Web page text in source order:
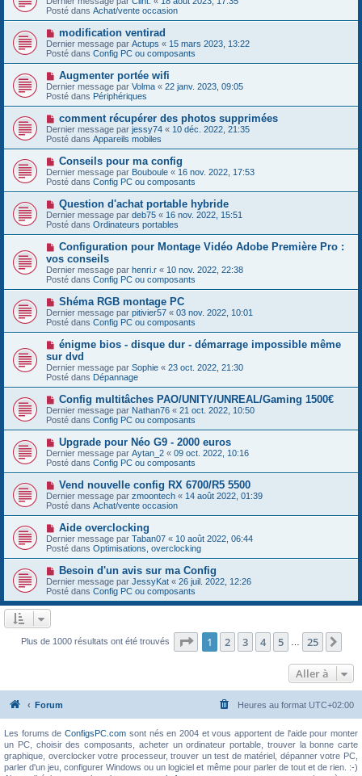
a
g
u
m
e
s
s
a
g
u
v
a
u
m
e
s
s
a
g
Posté dans Achat/vente occasion
N
o
u
v
a
u
m
e
s
s
a
g
e
modification ventirad
Dernier message par Actups « 15 mars 2023, 13:22
Posté dans Config PC ou composants
N
o
u
v
a
u
m
e
s
s
a
g
e
Augmenter portée wifi
Dernier message par Volma « 22 janv. 2023, 09:05
Posté dans Périphériques
N
o
u
v
a
u
m
e
s
s
a
g
e
comment récupérer des photos supprimées
Dernier message par jessy74 « 10 déc. 2022, 21:35
Posté dans Appareils mobiles
N
o
u
v
a
u
m
e
s
s
a
g
e
Conseils pour ma config
Dernier message par Bouboule « 16 nov. 2022, 17:53
Posté dans Config PC ou composants
N
o
u
v
a
u
m
e
s
s
a
g
e
Question d'achat portable hybride
Dernier message par deb75 « 16 nov. 2022, 15:51
Posté dans Ordinateurs portables
N
u
v
e
a
u
m
e
s
s
a
g
e
Configuration pour Montage Vidéo Adobe Première Pro :
vos conseils
Dernier message par henri.r « 10 nov. 2022, 22:38
Posté dans Config PC ou composants
N
o
u
v
a
u
m
e
s
s
g
e
Shéma RGB montage PC
Dernier message par pitivier57 « 03 nov. 2022, 10:01
Posté dans Config PC ou composants
N
u
v
e
a
u
m
e
s
s
g
e
énigme bios - disque dur - démarrage impossible même
sur dvd
Dernier message par Sophie « 23 oct. 2022, 21:30
Posté dans Dépannage
N
o
u
v
e
a
u
m
e
s
s
a
g
Config multitâches PAO/UNITY/UNREAL/Gaming 1500€
Dernier message par Nathan76 « 21 oct. 2022, 10:50
Posté dans Config PC ou composants
N
o
u
v
e
u
m
e
s
s
a
g
e
Upgrade pour Néo G9 - 2000 euros
Dernier message par Aytan_2 « 09 oct. 2022, 10:16
Posté dans Config PC ou composants
N
o
u
v
a
u
m
e
s
a
g
e
Vend nouvelle config RX 6700/R5 5500
Dernier message par zmoontech « 14 août 2022, 01:39
Posté dans Achat/vente occasion
N
o
u
v
e
a
u
m
e
g
Aide overclocking
Dernier message par Taban07 « 10 août 2022, 06:44
Posté dans Optimisations, overclocking
N
o
u
v
e
m
e
Besoin d'un avis sur ma Config
Dernier message par JessyKat « 26 juil. 2022, 12:26
Posté dans Config PC ou composants
Plus de 1000 résultats ont été trouvés Page 1sur25
1 2 3 4 5 25
Aller à
Forum Heures au format UTC+02:00
Les forums deConfigsPC.com sont nés en 2004 et vous apportent de l'aide pour monter
un PC, choisir des composants, acheter un ordinateur portable, trouver la bonne carte
graphique, overclocker votre processeur, trouver un test de matériel, dépanner votre PC,
parler d'un jeu, configurer Windows ou un logiciel et même pour parler de tout et de rien. :-)